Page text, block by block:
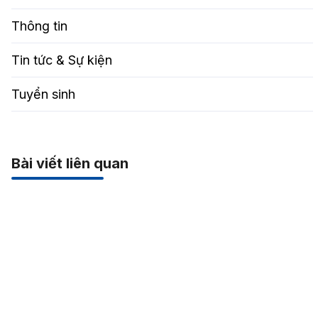
Thông tin
Tin tức & Sự kiện
Tuyển sinh
Bài viết liên quan